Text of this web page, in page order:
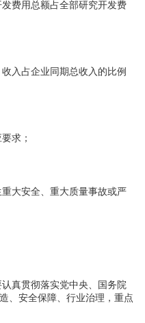
费用总额占全部研究开发费
入占企业同期总收入的比例
求；
大安全、重大质量事故或严
真贯彻落实党中央、国务院
、安全保障、行业治理，重点